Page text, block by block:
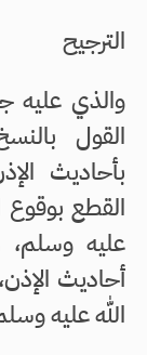
الترجيح
والذي عليه
القول
بأحاديث
القطع بوقوع
عليه
أحاديث
الله عليه